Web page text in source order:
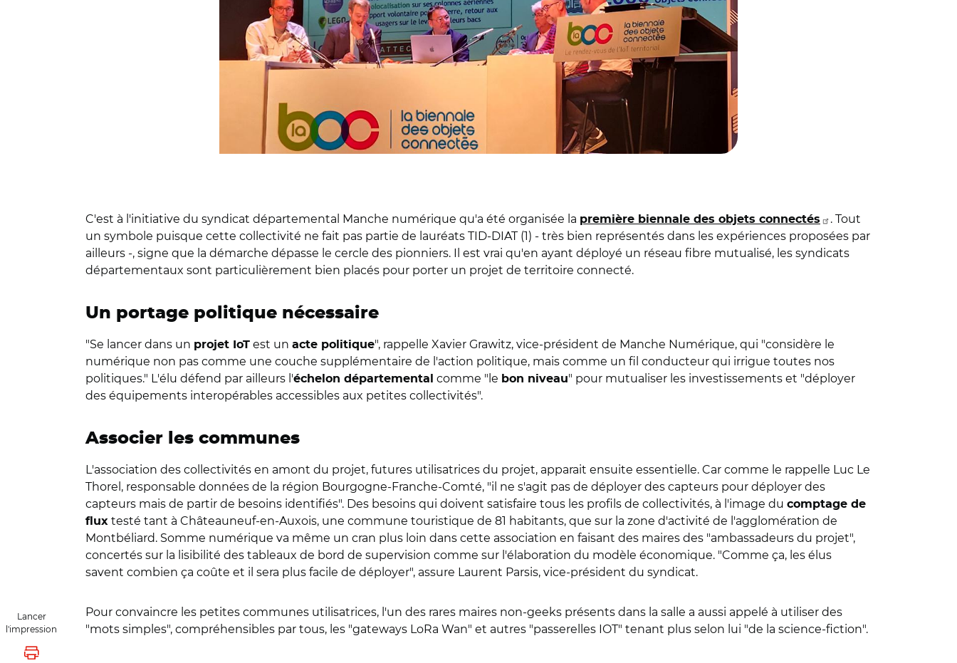
Lancer
l'impression
Lancer l'impression
C'est à l'initiative du syndicat départemental Manche numérique qu'a été organisée la première biennale des objets connectés
. Tout
un symbole puisque cette collectivité ne fait pas partie de lauréats TID-DIAT (1) - très bien représentés dans les expériences proposées par
ailleurs -, signe que la démarche dépasse le cercle des pionniers. Il est vrai qu'en ayant déployé un réseau fibre mutualisé, les syndicats
départementaux sont particulièrement bien placés pour porter un projet de territoire connecté.
Un portage politique nécessaire
"Se lancer dans un projet IoT est un acte politique", rappelle Xavier Grawitz, vice-président de Manche Numérique, qui "considère le
numérique non pas comme une couche supplémentaire de l'action politique, mais comme un fil conducteur qui irrigue toutes nos
politiques." L'élu défend par ailleurs l'échelon départemental comme "le bon niveau" pour mutualiser les investissements et "déployer
des équipements interopérables accessibles aux petites collectivités".
Associer les communes
L'association des collectivités en amont du projet, futures utilisatrices du projet, apparait ensuite essentielle. Car comme le rappelle Luc Le
Thorel, responsable données de la région Bourgogne-Franche-Comté, "il ne s'agit pas de déployer des capteurs pour déployer des
capteurs mais de partir de besoins identifiés". Des besoins qui doivent satisfaire tous les profils de collectivités, à l'image du comptage de
flux testé tant à Châteauneuf-en-Auxois, une commune touristique de 81 habitants, que sur la zone d'activité de l'agglomération de
Montbéliard. Somme numérique va même un cran plus loin dans cette association en faisant des maires des "ambassadeurs du projet",
concertés sur la lisibilité des tableaux de bord de supervision comme sur l'élaboration du modèle économique. "Comme ça, les élus
savent combien ça coûte et il sera plus facile de déployer", assure Laurent Parsis, vice-président du syndicat.
Pour convaincre les petites communes utilisatrices, l'un des rares maires non-geeks présents dans la salle a aussi appelé à utiliser des
"mots simples", compréhensibles par tous, les "gateways LoRa Wan" et autres "passerelles IOT" tenant plus selon lui "de la science-fiction".